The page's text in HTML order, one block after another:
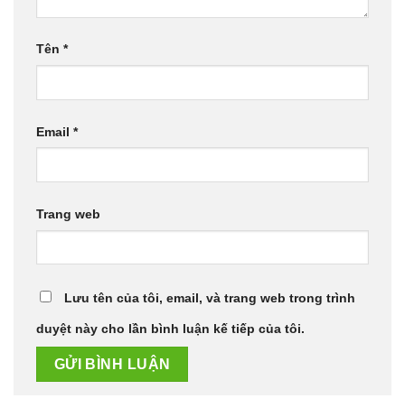
Tên *
Email *
Trang web
Lưu tên của tôi, email, và trang web trong trình
duyệt này cho lần bình luận kế tiếp của tôi.